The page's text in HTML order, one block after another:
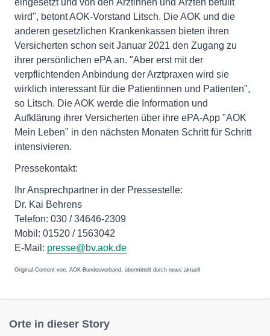
eingesetzt und von den Ärztinnen und Ärzten befüllt
wird", betont AOK-Vorstand Litsch. Die AOK und die
anderen gesetzlichen Krankenkassen bieten ihren
Versicherten schon seit Januar 2021 den Zugang zu
ihrer persönlichen ePA an. "Aber erst mit der
verpflichtenden Anbindung der Arztpraxen wird sie
wirklich interessant für die Patientinnen und Patienten",
so Litsch. Die AOK werde die Information und
Aufklärung ihrer Versicherten über ihre ePA-App "AOK
Mein Leben" in den nächsten Monaten Schritt für Schritt
intensivieren.
Pressekontakt:
Ihr Ansprechpartner in der Pressestelle:
Dr. Kai Behrens
Telefon: 030 / 34646-2309
Mobil: 01520 / 1563042
E-Mail: presse@bv.aok.de
Original-Content von: AOK-Bundesverband, übermittelt durch news aktuell
Orte in dieser Story